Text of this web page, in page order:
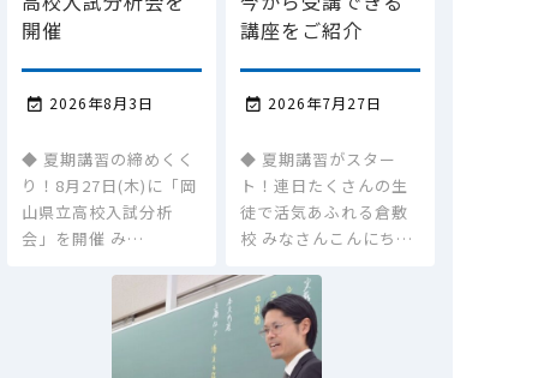
開催
 2026年8月3日
◆ 夏期講習の締めくく
り！8月27日(木)に「岡
山県立高校入試分析
会」を開催 み…
講座をご紹介
 2026年7月27日
◆ 夏期講習がスター
ト！連日たくさんの生
徒で活気あふれる倉敷
校 みなさんこんにち…